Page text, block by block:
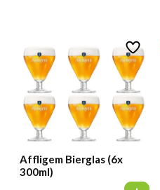
Affligem Bierglas (6x
300ml)